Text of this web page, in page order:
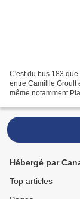
C'est du bus 183
entre Camillle Groult
même notamment
Hébergé par
Top articles